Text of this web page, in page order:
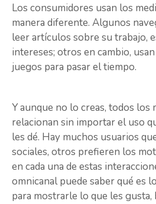
Los consumidores usan los
manera diferente. Algunos
leer artículos sobre su trabajo,
intereses; otros en cambio,
juegos para pasar el tiempo.
Y aunque no lo creas, todos los
relacionan sin importar el uso
les dé. Hay muchos usuarios
sociales, otros prefieren los
en cada una de estas
omnicanal puede saber qué es
para mostrarle lo que les gusta,